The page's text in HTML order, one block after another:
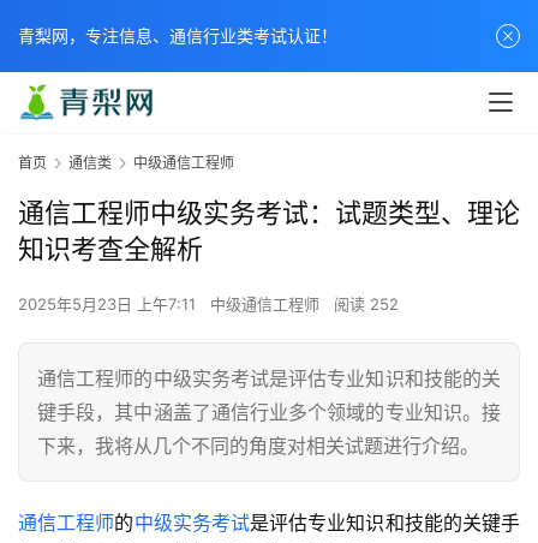
首页 通信类 中级通信工程师
通信工程师中级实务考试：试题类型、理论
知识考查全解析
2025年5月23日 上午7:11 中级通信工程师 阅读 252
通信工程师的中级实务考试是评估专业知识和技能的关
键手段，其中涵盖了通信行业多个领域的专业知识。接
下来，我将从几个不同的角度对相关试题进行介绍。
通信工程师的中级实务考试是评估专业知识和技能的关键手
青梨网，专注信息、通信行业类考试认证！